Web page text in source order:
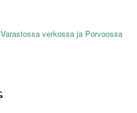
Varastossa verkossa ja Porvoossa